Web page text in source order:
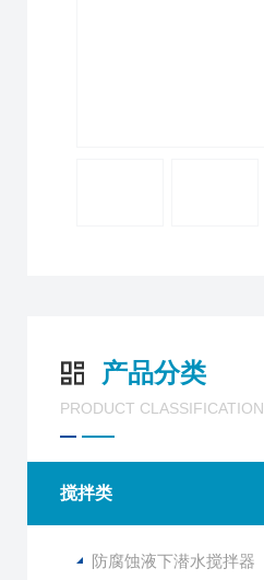
产品分类
PRODUCT CLASSIFICATION
搅拌类
防腐蚀液下潜水搅拌器